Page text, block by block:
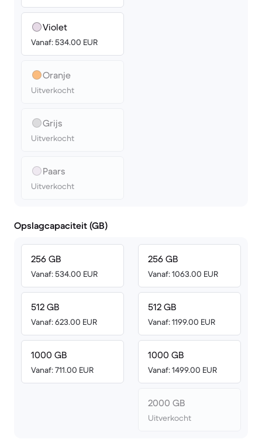
Violet
Vanaf: 534.00 EUR
Oranje
Uitverkocht
Grijs
Uitverkocht
Paars
Uitverkocht
Opslagcapaciteit (GB)
256 GB
Vanaf: 534.00 EUR
512 GB
Vanaf: 623.00 EUR
1000 GB
Vanaf: 711.00 EUR
256 GB
Vanaf: 1063.00 EUR
512 GB
Vanaf: 1199.00 EUR
1000 GB
Vanaf: 1499.00 EUR
2000 GB
Uitverkocht